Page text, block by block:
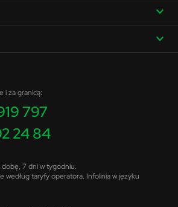
i za granicą:
797
24 84
dobę, 7 dni w tygodniu.
według taryfy operatora. Infolinia w języku